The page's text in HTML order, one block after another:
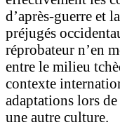
d’après-guerre et
préjugés
réprobateur n’en
entre le milieu
contexte
adaptations lors
une autre culture.